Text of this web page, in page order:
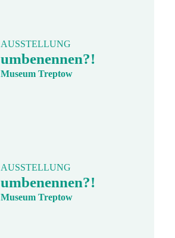
AUSSTELLUNG
umbenennen?!
Museum Treptow
AUSSTELLUNG
umbenennen?!
Museum Treptow